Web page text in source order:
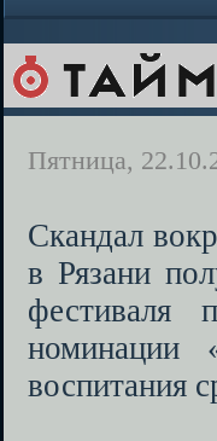
Пятница,
Скандал
в Рязани
фестиваля
номинации
воспитания